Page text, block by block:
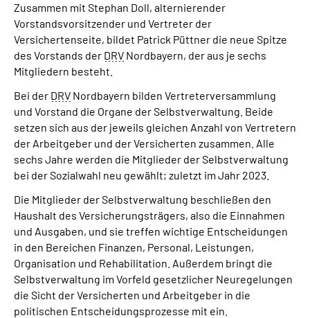
Zusammen mit Stephan Doll, alternierender
Vorstandsvorsitzender und Vertreter der
Versichertenseite, bildet Patrick Püttner die neue Spitze
des Vorstands der DRV Nordbayern, der aus je sechs
Mitgliedern besteht.
Bei der DRV Nordbayern bilden Vertreterversammlung
und Vorstand die Organe der Selbstverwaltung. Beide
setzen sich aus der jeweils gleichen Anzahl von Vertretern
der Arbeitgeber und der Versicherten zusammen. Alle
sechs Jahre werden die Mitglieder der Selbstverwaltung
bei der Sozialwahl neu gewählt; zuletzt im Jahr 2023.
Die Mitglieder der Selbstverwaltung beschließen den
Haushalt des Versicherungsträgers, also die Einnahmen
und Ausgaben, und sie treffen wichtige Entscheidungen
in den Bereichen Finanzen, Personal, Leistungen,
Organisation und Rehabilitation. Außerdem bringt die
Selbstverwaltung im Vorfeld gesetzlicher Neuregelungen
die Sicht der Versicherten und Arbeitgeber in die
politischen Entscheidungsprozesse mit ein.